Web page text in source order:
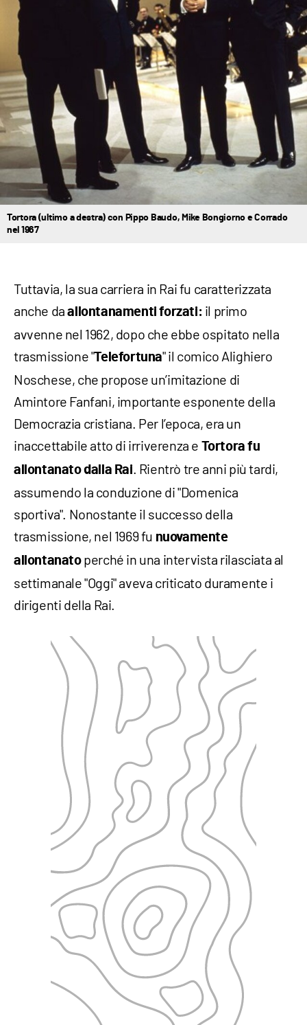
Tortora (ultimo a destra) con Pippo Baudo, Mike Bongiorno e Corrado
nel 1967
Tuttavia, la sua carriera in Rai fu caratterizzata
anche daallontanamenti forzati: il primo
avvenne nel 1962, dopo che ebbe ospitato nella
trasmissione "Telefortuna" il comico Alighiero
Noschese, che propose un’imitazione di
Amintore Fanfani, importante esponente della
Democrazia cristiana. Per l’epoca, era un
inaccettabile atto di irriverenza e Tortora fu
allontanato dalla Rai. Rientrò tre anni più tardi,
assumendo la conduzione di "Domenica
sportiva". Nonostante il successo della
trasmissione, nel 1969 fu nuovamente
allontanatoperché in una intervista rilasciata al
settimanale "Oggi" aveva criticato duramente i
dirigenti della Rai.